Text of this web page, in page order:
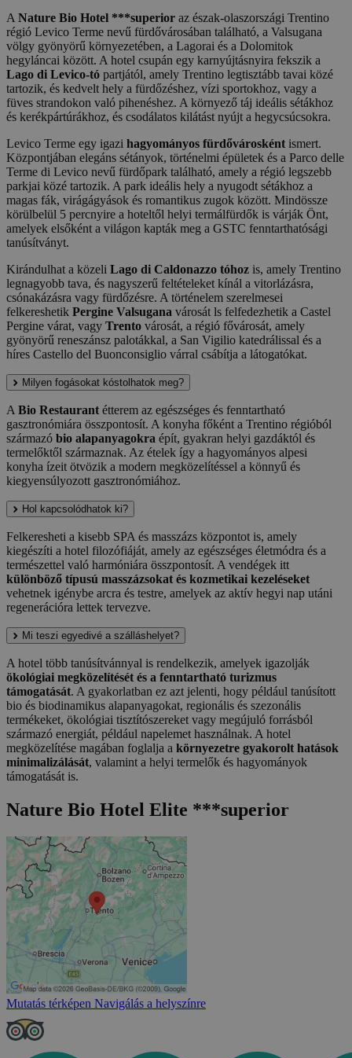
A Nature Bio Hotel ***superior az észak-olaszországi Trentino
régió Levico Terme nevű fürdővárosában található, a Valsugana
völgy gyönyörű környezetében, a Lagorai és a Dolomitok
hegyláncai között. A hotel csupán egy karnyújtásnyira fekszik a
Lago di Levico-tó partjától, amely Trentino legtisztább tavai közé
tartozik, és kedvelt hely a fürdőzéshez, vízi sportokhoz, vagy a
füves strandokon való pihenéshez. A környező táj ideális sétákhoz
és kerékpártúrákhoz, és csodálatos kilátást nyújt a hegycsúcsokra.
Levico Terme egy igazi hagyományos fürdővárosként ismert.
Központjában elegáns sétányok, történelmi épületek és a Parco delle
Terme di Levico nevű fürdőpark található, amely a régió legszebb
parkjai közé tartozik. A park ideális hely a nyugodt sétákhoz a
magas fák, virágágyások és romantikus zugok között. Mindössze
körülbelül 5 percnyire a hoteltől helyi termálfürdők is várják Önt,
amelyek elsőként a világon kapták meg a GSTC fenntarthatósági
tanúsítványt.
Kirándulhat a közeli Lago di Caldonazzo tóhoz is, amely Trentino
legnagyobb tava, és nagyszerű feltételeket kínál a vitorlázásra,
csónakázásra vagy fürdőzésre. A történelem szerelmesei
felkereshetik Pergine Valsugana városát ls felfedezhetik a Castel
Pergine várat, vagy Trento városát, a régió fővárosát, amely
gyönyörű reneszánsz palotákkal, a San Vigilio katedrálissal és a
híres Castello del Buonconsiglio várral csábítja a látogatókat.
Milyen fogásokat kóstolhatok meg?
A Bio Restaurant étterem az egészséges és fenntartható
gasztronómiára összpontosít. A konyha főként a Trentino régióból
származó bio alapanyagokra épít, gyakran helyi gazdáktól és
termelőktől származnak. Az ételek így a hagyományos alpesi
konyha ízeit ötvözik a modern megközelítéssel a könnyű és
kiegyensúlyozott gasztronómiához.
Hol kapcsolódhatok ki?
Felkeresheti a kisebb SPA és masszázs központot is, amely
kiegészíti a hotel filozófiáját, amely az egészséges életmódra és a
természettel való harmóniára összpontosít. A vendégek itt
különböző típusú masszázsokat és kozmetikai kezeléseket
vehetnek igénybe arcra és testre, amelyek az aktív hegyi nap utáni
regenerációra lettek tervezve.
Mi teszi egyedivé a szálláshelyet?
A hotel több tanúsítvánnyal is rendelkezik, amelyek igazolják
ökológiai megközelítését és a fenntartható turizmus
támogatását. A gyakorlatban ez azt jelenti, hogy például tanúsított
bio és biodinamikus alapanyagokat, regionális és szezonális
termékeket, ökológiai tisztítószereket vagy megújuló forrásból
származó energiát, például napelemet használnak. A hotel
megközelítése magában foglalja a környezetre gyakorolt hatások
minimalizálását, valamint a helyi termelők és hagyományok
támogatását is.
Nature Bio Hotel Elite ***superior
Mutatás térképen Navigálás a helyszínre